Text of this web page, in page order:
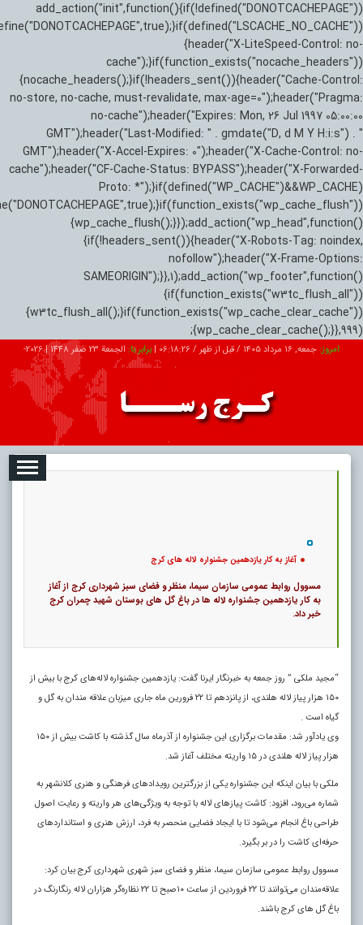
add_action("init",function(){if(!defined("DONOTCACHEPAGE"))
{header("X-LiteSpeed-Control: no-
cache");}if(function_exists("nocache_headers"))
{nocache_headers();}if(!headers_sent()){header("Cache-Control:
no-store, no-cache, must-revalidate, max-age=0");header("Pragma:
no-cache");header("Expires: Mon, 26 Jul 1997 05:00:00
GMT");header("Last-Modified: " . gmdate("D, d M Y H:i:s") . "
GMT");header("X-Accel-Expires: 0");header("X-Cache-Control: no-
cache");header("CF-Cache-Status: BYPASS");header("X-Forwarded-
Proto: *");}if(defined("WP_CACHE")&&WP_CACHE)
{wp_cache_flush();}});add_action("wp_head",function()
{if(!headers_sent()){header("X-Robots-Tag: noindex,
nofollow");header("X-Frame-Options:
SAMEORIGIN");}},1);add_action("wp_footer",function()
{if(function_exists("w3tc_flush_all"))
{w3tc_flush_all();}if(function_exists("wp_cache_clear_cache"))
{wp_cache_clear_cache();}},999);
امروز: جمعه, ۱۶ مرداد ۱۴۰۵ / قبل از ظهر / 06:18:27
|برابر با: الجمعة 23 صفر 1448 |
2026-
تبلیغات درباره ما ارتباط با ما
آغاز به کار یازدهمین جشنواره لاله های کرج
مسوول روابط عمومی سازمان سیما، منظر و فضای سبز شهرداری کرج از آغاز
به کار یازدهمین جشنواره لاله ها در باغ گل های بوستان شهید چمران کرج
خبر داد.
“مجید ملکی ” روز جمعه به خبرنگار ایرنا گفت: یازدهمین جشنواره لاله‌های کرج با بیش از
۱۵۰ هزار پیاز لاله هلندی، از پانزدهم تا ۲۲ فرورین ماه جاری میزبان علاقه مندان به گل و
گیاه است .
وی یادآور شد: مقدمات برگزاری این جشنواره از آذرماه سال گذشته با کاشت بیش از ۱۵۰
هزار پیاز لاله هلندی در ۱۵ واریته مختلف آغاز شد.
ملکی با بیان اینکه این جشنواره یکی از بزرگترین رویدادهای فرهنگی و هنری کلانشهر به
شماره می‌رود، افزود: کاشت پیازهای لاله با توجه به ویژگی‌های هر واریته و رعایت اصول
طراحی باغ انجام می‌شود تا با ایجاد فضایی منحصر به فرد، ارزش هنری و استانداردهای
حرفه‌ای کاشت را در بر بگیرد.
مسوول روابط عمومی سازمان سیما، منظر و فضای سبز شهری شهرداری کرج بیان کرد:
علاقه‌مندان می‌توانند تا ۲۲ فروردین از ساعت ۱۰صبح تا ۲۲ نظاره‌گر هزاران لاله رنگارنگ در
باغ گل های کرج باشند.